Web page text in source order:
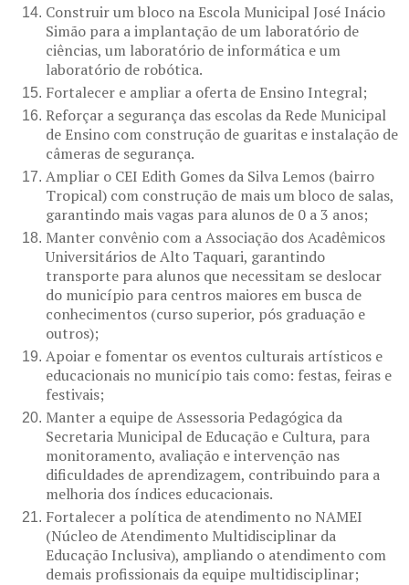
Construir um bloco na Escola Municipal José Inácio
Simão para a implantação de um laboratório de
ciências, um laboratório de informática e um
laboratório de robótica.
Fortalecer e ampliar a oferta de Ensino Integral;
Reforçar a segurança das escolas da Rede Municipal
de Ensino com construção de guaritas e instalação de
câmeras de segurança.
Ampliar o CEI Edith Gomes da Silva Lemos (bairro
Tropical) com construção de mais um bloco de salas,
garantindo mais vagas para alunos de 0 a 3 anos;
Manter convênio com a Associação dos Acadêmicos
Universitários de Alto Taquari, garantindo
transporte para alunos que necessitam se deslocar
do município para centros maiores em busca de
conhecimentos (curso superior, pós graduação e
outros);
Apoiar e fomentar os eventos culturais artísticos e
educacionais no município tais como: festas, feiras e
festivais;
Manter a equipe de Assessoria Pedagógica da
Secretaria Municipal de Educação e Cultura, para
monitoramento, avaliação e intervenção nas
dificuldades de aprendizagem, contribuindo para a
melhoria dos índices educacionais.
Fortalecer a política de atendimento no NAMEI
(Núcleo de Atendimento Multidisciplinar da
Educação Inclusiva), ampliando o atendimento com
demais profissionais da equipe multidisciplinar;